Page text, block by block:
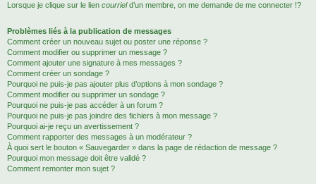
Lorsque je clique sur le lien courrield’un membre, on me demande de me connecter !?
Problèmes liés à la publication de messages
Comment créer un nouveau sujet ou poster une réponse ?
Comment modifier ou supprimer un message ?
Comment ajouter une signature à mes messages ?
Comment créer un sondage ?
Pourquoi ne puis-je pas ajouter plus d’options à mon sondage ?
Comment modifier ou supprimer un sondage ?
Pourquoi ne puis-je pas accéder à un forum ?
Pourquoi ne puis-je pas joindre des fichiers à mon message ?
Pourquoi ai-je reçu un avertissement ?
Comment rapporter des messages à un modérateur ?
À quoi sert le bouton « Sauvegarder » dans la page de rédaction de message ?
Pourquoi mon message doit être validé ?
Comment remonter mon sujet ?